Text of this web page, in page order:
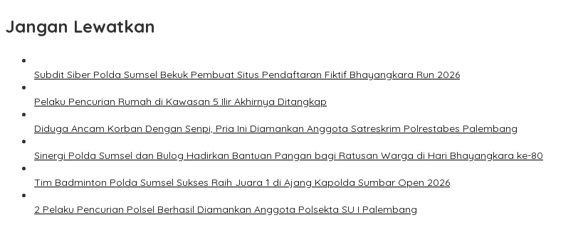
Jangan Lewatkan
Subdit Siber Polda Sumsel Bekuk Pembuat Situs Pendaftaran Fiktif Bhayangkara Run 2026
Pelaku Pencurian Rumah di Kawasan 5 Ilir Akhirnya Ditangkap
Diduga Ancam Korban Dengan Senpi, Pria Ini Diamankan Anggota Satreskrim Polrestabes Palembang
Sinergi Polda Sumsel dan Bulog Hadirkan Bantuan Pangan bagi Ratusan Warga di Hari Bhayangkara ke-80
Tim Badminton Polda Sumsel Sukses Raih Juara 1 di Ajang Kapolda Sumbar Open 2026
2 Pelaku Pencurian Polsel Berhasil Diamankan Anggota Polsekta SU I Palembang